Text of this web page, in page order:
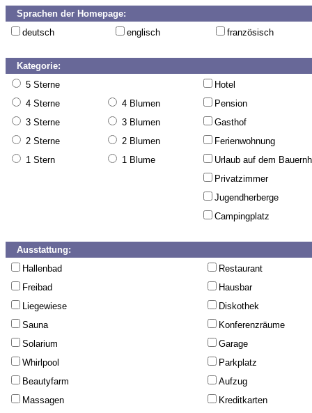
Sprachen der Homepage:
deutsch
englisch französisch
Kategorie:
5 Sterne
Hotel
4 Sterne
4 Blumen
Pension
3 Sterne
3 Blumen
Gasthof
2 Sterne
2 Blumen
Ferienwohnung
1 Stern
1 Blume
Urlaub auf dem
Privatzimmer
Jugendherberge
Campingplatz
Ausstattung:
Hallenbad
Restaurant
Freibad
Hausbar
Liegewiese
Diskothek
Sauna
Konferenzräume
Solarium
Garage
Whirlpool
Parkplatz
Beautyfarm
Aufzug
Massagen
Kreditkarten